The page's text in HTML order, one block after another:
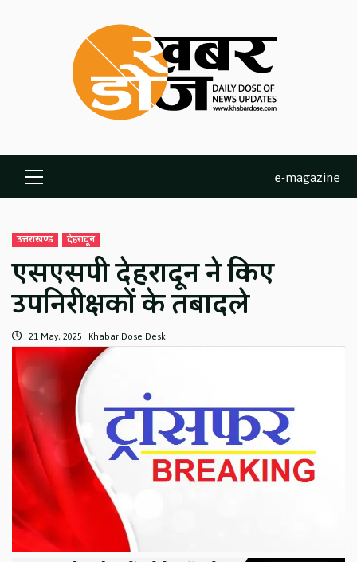
Primary
Menu
e-magazine
उत्तराखण्ड देहरादून
एसएसपी देहरादून ने किए
उपनिरीक्षकों के तबादले
21 May, 2025 Khabar Dose Desk